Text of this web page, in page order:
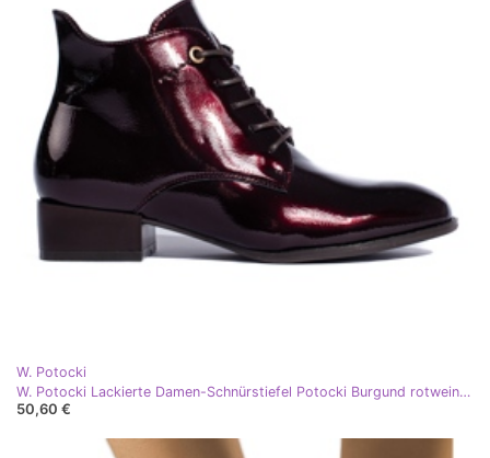
W. Potocki
W. Potocki Lackierte Damen-Schnürstiefel Potocki Burgund rotwein mehrfarbig
50,60 €